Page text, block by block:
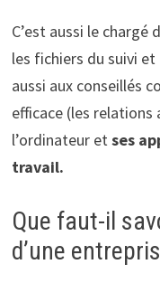
C’est aussi le
les fichiers du suivi
aussi aux conseillés
efficace (les
l’ordinateur etses
travail.
Que faut-il
d’une